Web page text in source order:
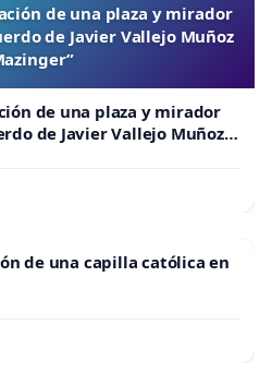
de una plaza y mirador
de Javier Vallejo Muñoz
de una plaza y mirador
de Javier Vallejo Muñoz
de una capilla católica en